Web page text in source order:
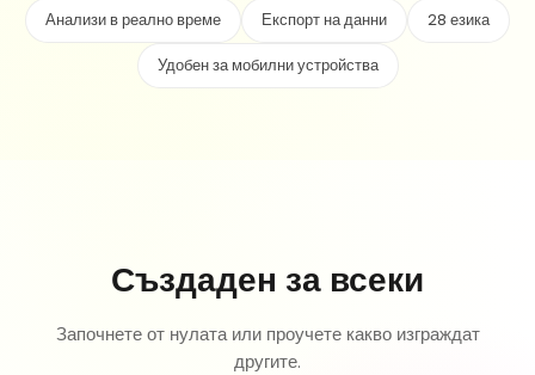
Анализи в реално време
Експорт на данни
28 езика
Удобен за мобилни устройства
Създаден за всеки
Започнете от нулата или проучете какво изграждат
другите.